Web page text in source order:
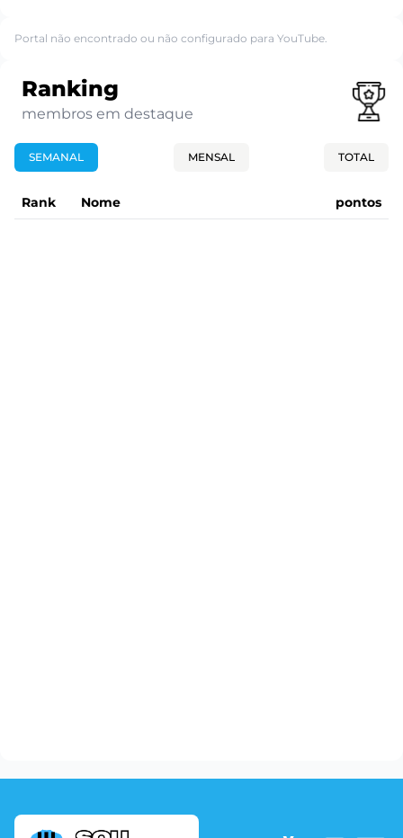
Portal não encontrado ou não configurado para YouTube.
Ranking
membros em destaque
SEMANAL MENSAL TOTAL
Rank Nome pontos